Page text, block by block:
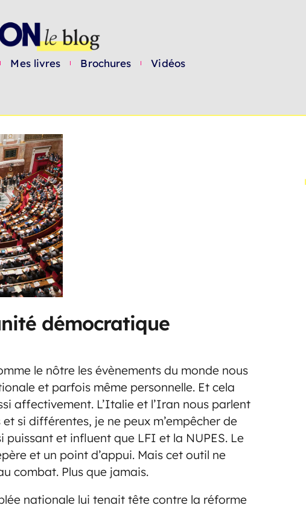
Mes livres Brochures Vidéos
démocratique
le nôtre les évènements du monde nous
et parfois même personnelle. Et cela
affectivement. L’Italie et l’Iran nous parlent
si différentes, je ne peux m’empêcher de
puissant et influent que LFI et la NUPES. Le
et un point d’appui. Mais cet outil ne
combat. Plus que jamais.
nationale lui tenait tête contre la réforme